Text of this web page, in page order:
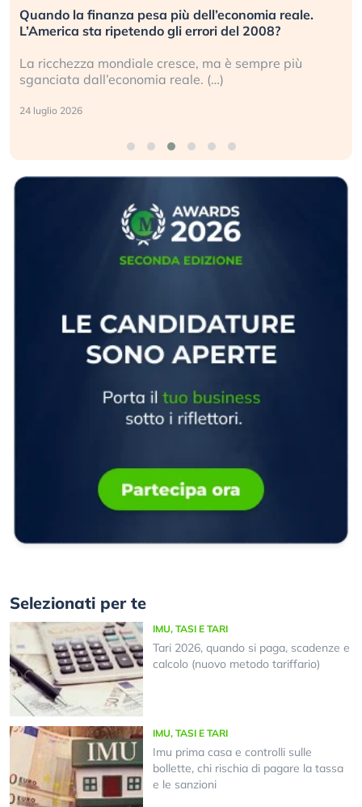
Quando la finanza pesa più dell’economia reale.
L’America sta ripetendo gli errori del 2008?
La ricchezza mondiale cresce, ma è sempre più
sganciata dall’economia reale. (…)
24 luglio 2026
Selezionati per te
IMU, TASI E TARI
Tari 2026, quando si paga, scadenze e
calcolo (nuovo metodo tariffario)
IMU, TASI E TARI
Imu prima casa e controlli sulle
bollette, chi rischia di pagare la tassa
e le sanzioni